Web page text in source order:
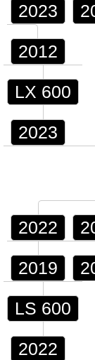
2023
2012
LX 600
2023
2022
2019
LS 600
2022